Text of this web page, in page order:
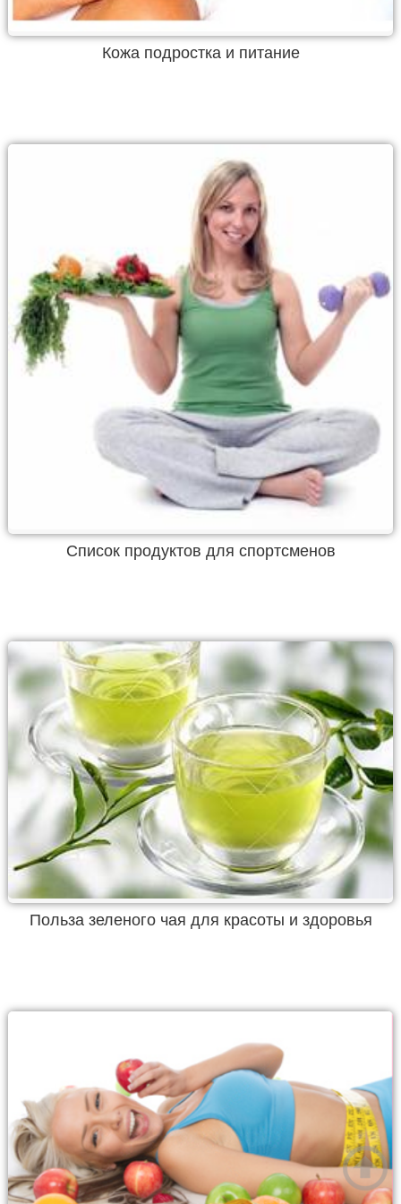
Кожа подростка и питание
Список продуктов для спортсменов
Польза зеленого чая для красоты и здоровья